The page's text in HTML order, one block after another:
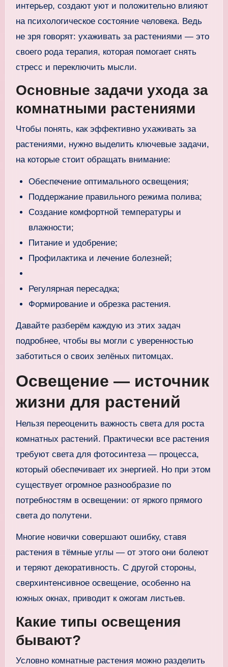
интерьер, создают уют и положительно влияют
на психологическое состояние человека. Ведь
не зря говорят: ухаживать за растениями — это
своего рода терапия, которая помогает снять
стресс и переключить мысли.
Основные задачи ухода за
комнатными растениями
Чтобы понять, как эффективно ухаживать за
растениями, нужно выделить ключевые задачи,
на которые стоит обращать внимание:
Обеспечение оптимального освещения;
Поддержание правильного режима полива;
Создание комфортной температуры и
влажности;
Питание и удобрение;
Профилактика и лечение болезней;
Регулярная пересадка;
Формирование и обрезка растения.
Давайте разберём каждую из этих задач
подробнее, чтобы вы могли с уверенностью
заботиться о своих зелёных питомцах.
Освещение — источник
жизни для растений
Нельзя переоценить важность света для роста
комнатных растений. Практически все растения
требуют света для фотосинтеза — процесса,
который обеспечивает их энергией. Но при этом
существует огромное разнообразие по
потребностям в освещении: от яркого прямого
света до полутени.
Многие новички совершают ошибку, ставя
растения в тёмные углы — от этого они болеют
и теряют декоративность. С другой стороны,
сверхинтенсивное освещение, особенно на
южных окнах, приводит к ожогам листьев.
Какие типы освещения
бывают?
Условно комнатные растения можно разделить